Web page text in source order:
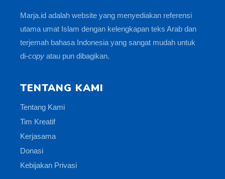
Marja.id adalah website yang menyediakan referensi
utama umat Islam dengan kelengkapan teks Arab dan
terjemah bahasa Indonesia yang sangat mudah untuk
di-copy atau pun dibagikan.
TENTANG KAMI
Tentang Kami
Tim Kreatif
Kerjasama
Donasi
Kebijakan Privasi